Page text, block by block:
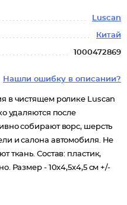
Luscan
Китай
1000472869
Нашли ошибку в описании?
в чистящем ролике Luscan
удаляются после
собирают ворс, шерсть
и салона автомобиля. Не
ткань. Состав: пластик,
Размер - 10x4,5x4,5 см +/-